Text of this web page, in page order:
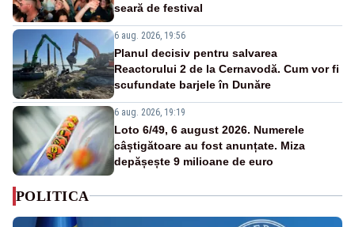
seară de festival
6 aug. 2026, 19:56
Planul decisiv pentru salvarea
Reactorului 2 de la Cernavodă. Cum vor fi
scufundate barjele în Dunăre
6 aug. 2026, 19:19
Loto 6/49, 6 august 2026. Numerele
câștigătoare au fost anunțate. Miza
depășește 9 milioane de euro
POLITICA